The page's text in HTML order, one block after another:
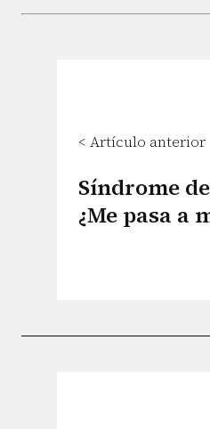
< Artículo anterior
Síndrome
¿Me pasa a